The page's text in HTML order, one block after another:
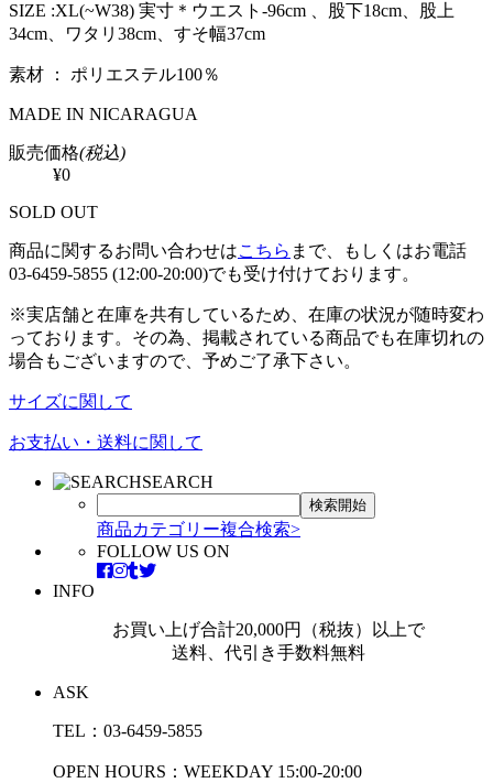
SIZE :XL(~W38) 実寸＊ウエスト-96cm 、股下18cm、股上
34cm、ワタリ38cm、すそ幅37cm
素材 ： ポリエステル100％
MADE IN NICARAGUA
販売価格(税込)
¥0
SOLD OUT
商品に関するお問い合わせはこちら まで、もしくはお電話
03-6459-5855 (12:00-20:00)でも受け付けております。
※実店舗と在庫を共有しているため、在庫の状況が随時変わ
っております。その為、掲載されている商品でも在庫切れの
場合もございますので、予めご了承下さい。
サイズに関して
お支払い・送料に関して
SEARCH
商品カテゴリー複合検索>
FOLLOW US ON
INFO
お買い上げ合計20,000円（税抜）以上で
送料、代引き手数料無料
ASK
TEL：03-6459-5855
OPEN HOURS：WEEKDAY 15:00-20:00